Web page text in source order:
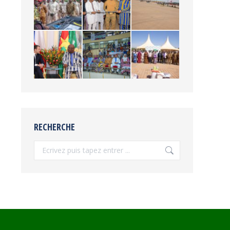
RECHERCHE
Recherche